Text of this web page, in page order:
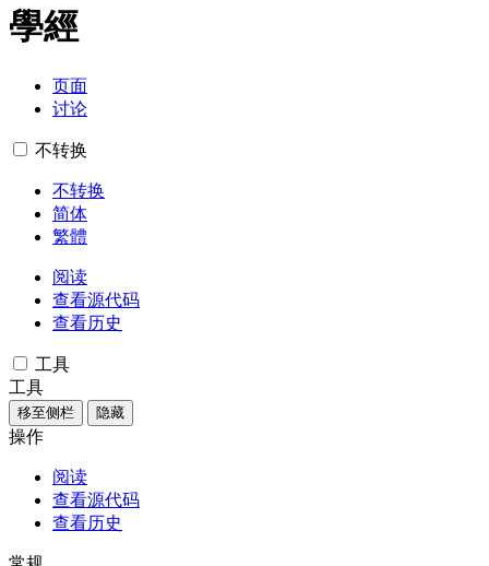
學經
页面
讨论
不转换
不转换
简体
繁體
阅读
查看源代码
查看历史
工具
工具
移至侧栏 隐藏
操作
阅读
查看源代码
查看历史